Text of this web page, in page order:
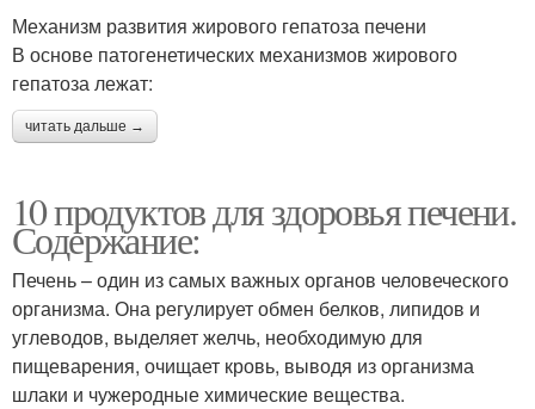
Механизм развития жирового гепатоза печени
В основе патогенетических механизмов жирового
гепатоза лежат:
читать дальше →
10 продуктов для здоровья печени.
Содержание:
Печень – один из самых важных органов человеческого
организма. Она регулирует обмен белков, липидов и
углеводов, выделяет желчь, необходимую для
пищеварения, очищает кровь, выводя из организма
шлаки и чужеродные химические вещества.